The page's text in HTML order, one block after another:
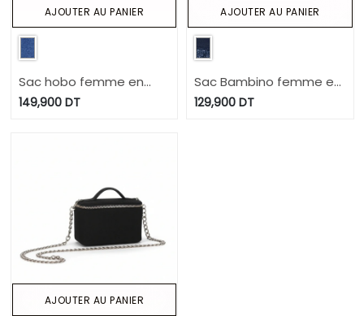
Sac hobo femme en
jeans
149,900DT
AJOUTER AU PANIER
Sac Bambino femme en
jeans et cuir
129,900 DT
AJOUTER AU PANIER
AJOUTER AU PANIER